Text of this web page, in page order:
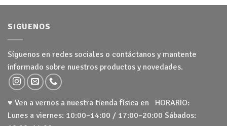
SIGUENOS
Síguenos en redes sociales o contáctanos y mantente
informado sobre nuestros productos y novedades.
♥ Ven a vernos a nuestra tienda física en HORARIO:
Lunes a viernes: 10:00–14:00 / 17:00–20:00 Sábados: